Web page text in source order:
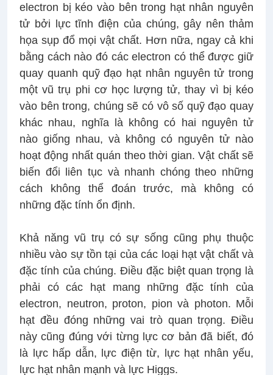
electron bị kéo vào bên trong hạt nhân nguyên
tử bởi lực tĩnh điện của chúng, gây nên thảm
họa sụp đổ mọi vật chất. Hơn nữa, ngay cả khi
bằng cách nào đó các electron có thể được giữ
quay quanh quỹ đạo hạt nhân nguyên tử trong
một vũ trụ phi cơ học lượng tử, thay vì bị kéo
vào bên trong, chúng sẽ có vô số quỹ đạo quay
khác nhau, nghĩa là không có hai nguyên tử
nào giống nhau, và không có nguyên tử nào
hoạt động nhất quán theo thời gian. Vật chất sẽ
biến đổi liên tục và nhanh chóng theo những
cách không thể đoán trước, mà không có
những đặc tính ổn định.
Khả năng vũ trụ có sự sống cũng phụ thuộc
nhiều vào sự tồn tại của các loại hạt vật chất và
đặc tính của chúng. Điều đặc biệt quan trọng là
phải có các hạt mang những đặc tính của
electron, neutron, proton, pion và photon. Mỗi
hạt đều đóng những vai trò quan trọng. Điều
này cũng đúng với từng lực cơ bản đã biết, đó
là lực hấp dẫn, lực điện từ, lực hạt nhân yếu,
lực hạt nhân mạnh và lực Higgs.